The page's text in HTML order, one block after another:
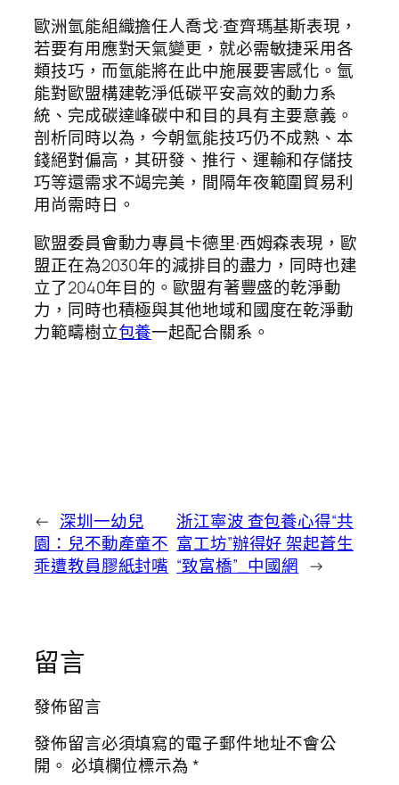
歐洲氫能組織擔任人喬戈·查齊瑪基斯表現，
若要有用應對天氣變更，就必需敏捷采用各
類技巧，而氫能將在此中施展要害感化。氫
能對歐盟構建乾淨低碳平安高效的動力系
統、完成碳達峰碳中和目的具有主要意義。
剖析同時以為，今朝氫能技巧仍不成熟、本
錢絕對偏高，其研發、推行、運輸和存儲技
巧等還需求不竭完美，間隔年夜範圍貿易利
用尚需時日。
歐盟委員會動力專員卡德里·西姆森表現，歐
盟正在為2030年的減排目的盡力，同時也建
立了2040年目的。歐盟有著豐盛的乾淨動
力，同時也積極與其他地域和國度在乾淨動
力範疇樹立包養一起配合關系。
← 深圳一幼兒
園：兒不動產童不
乖遭教員膠紙封嘴
浙江寧波 查包養心得“共
富工坊”辦得好 架起蒼生
“致富橋”_中國網 →
留言
發佈留言
發佈留言必須填寫的電子郵件地址不會公
開。 必填欄位標示為*